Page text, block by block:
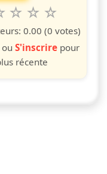
a 10 étoiles
10
étoiles
9
0.00 (0 votes)
S'inscrirepour
récente